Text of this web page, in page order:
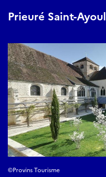
Prieuré Saint-Ayoul
©Provins Tourisme